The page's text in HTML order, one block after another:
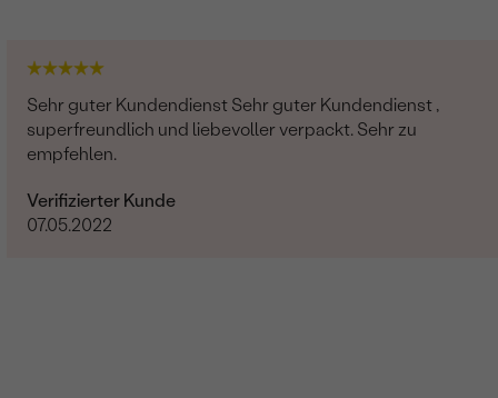
Sehr guter Kundendienst Sehr guter Kundendienst ,
superfreundlich und liebevoller verpackt. Sehr zu
empfehlen.
Verifizierter Kunde
07.05.2022